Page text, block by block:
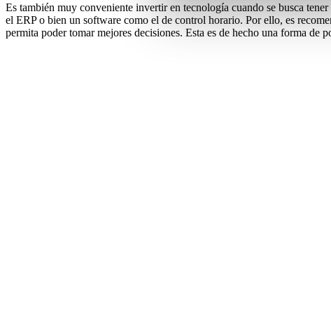
Es también muy conveniente invertir en tecnología cuando se busca tener
el ERP o bien un software como el de control horario. Por ello, es
permita poder tomar mejores decisiones. Esta es de hecho una forma de